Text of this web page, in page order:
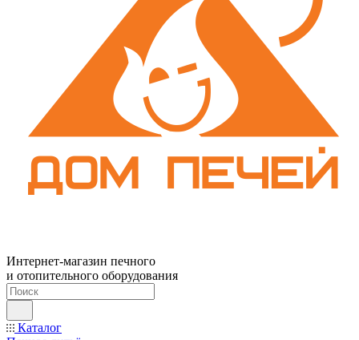
Интернет-магазин печного
и отопительного оборудования
Каталог